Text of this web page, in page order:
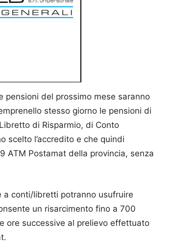
del prossimo mese saranno
stesso giorno le pensioni di
di Risparmio, di Conto
scelto l’accredito e che quindi
ATM Postamat della provincia, senza
a conti/libretti potranno usufruire
un risarcimento fino a 700
ore successive al prelievo effettuato